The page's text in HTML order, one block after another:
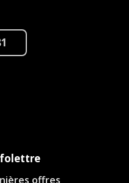
offres